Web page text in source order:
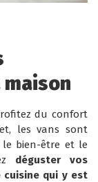
maison
du confort
les vans sont
le bien-être et le
déguster vos
qui y est